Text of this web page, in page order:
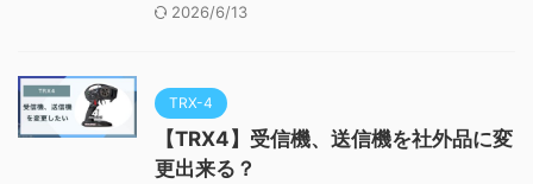
2026/6/13
TRX-4
【TRX4】受信機、送信機を社外品に変
更出来る？